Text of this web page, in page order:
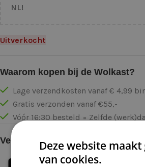
NL!
Uitverkocht
Waarom kopen bij de Wolkast?
Lage verzendkosten vanaf € 4,99
Gratis verzonden vanaf €55,-
Vóór 16:30 besteld = Zelfde
Veilig online betalen
Deze website
van cookies.